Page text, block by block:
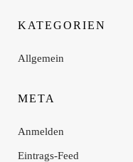
KATEGORIEN
Allgemein
META
Anmelden
Eintrags-Feed